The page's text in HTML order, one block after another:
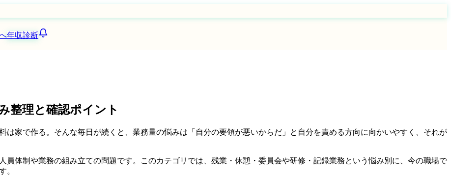
年収診断
整理と確認ポイント
は家で作る。そんな毎日が続くと、業務量の悩みは「自分の要領が悪いからだ」と自分を責める方向に向かいやすく、それが
員体制や業務の組み立ての問題です。このカテゴリでは、残業・休憩・委員会や研修・記録業務という悩み別に、今の職場で
。